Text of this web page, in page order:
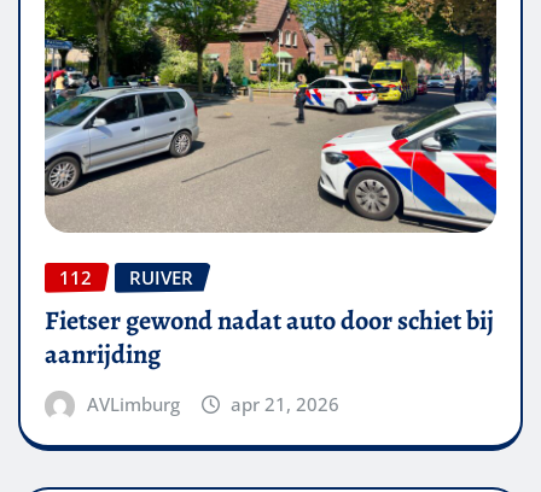
112 RUIVER
Fietser gewond nadat auto door schiet bij
aanrijding
AVLimburg apr 21, 2026